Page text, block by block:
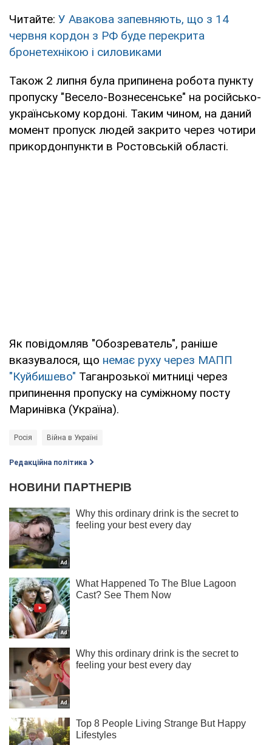
Читайте: У Авакова запевняють, що з 14
червня кордон з РФ буде перекрита
бронетехнікою і силовиками
Також 2 липня була припинена робота пункту
пропуску "Весело-Вознесенське" на російсько-
українському кордоні. Таким чином, на даний
момент пропуск людей закрито через чотири
прикордонпункти в Ростовській області.
Як повідомляв "Обозреватель", раніше
вказувалося, що немає руху через МАПП
"Куйбишево" Таганрозької митниці через
припинення пропуску на суміжному посту
Маринівка (Україна).
Росія Війна в Україні
Редакційна політика